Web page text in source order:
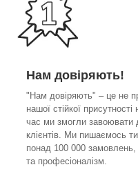
Нам довіряють!
"Нам довіряють" – це не
нашої стійкої
час ми змогли завоювати
клієнтів. Ми пишаємось
понад 100 000
та професіоналізм.